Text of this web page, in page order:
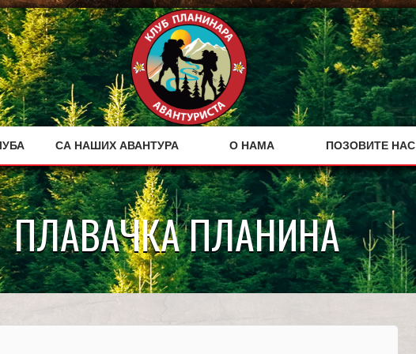
СА НАШИХ АВАНТУРА О НАМА ПОЗОВИТЕ НАС
ПЛАВАЧКА ПЛАНИНА